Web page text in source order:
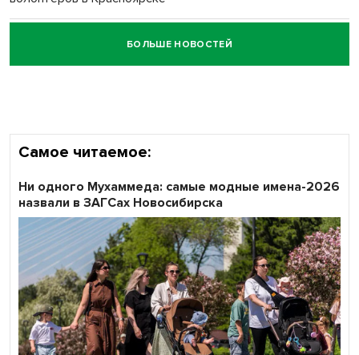
Честный выбор: видеонаблюдение обеспечит
объективность результатов ЕДГ в Новосибирской
БОЛЬШЕ НОВОСТЕЙ
Самое читаемое:
Ни одного Мухаммеда: самые модные имена-2026
назвали в ЗАГСах Новосибирска